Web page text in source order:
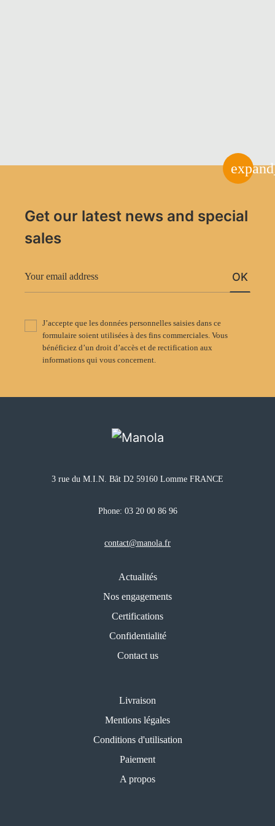
3 rue du M.I.N. Bât D2 59160 Lomme FRANCE
Phone: 03 20 00 86 96
contact@manola.fr
Actualités
Nos engagements
Certifications
Confidentialité
Contact us
Livraison
Mentions légales
Conditions d'utilisation
Paiement
A propos
Get our latest news and special
sales
OK
J’accepte que les données personnelles saisies dans ce
formulaire soient utilisées à des fins commerciales. Vous
bénéficiez d’un droit d’accès et de rectification aux
informations qui vous concernent.